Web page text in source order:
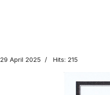
29 April 2025 Hits: 215